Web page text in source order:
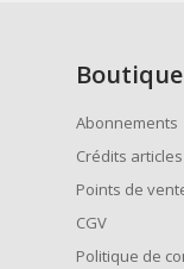
Boutique
Abonnements
Crédits articles
Points de
CGV
Politique de